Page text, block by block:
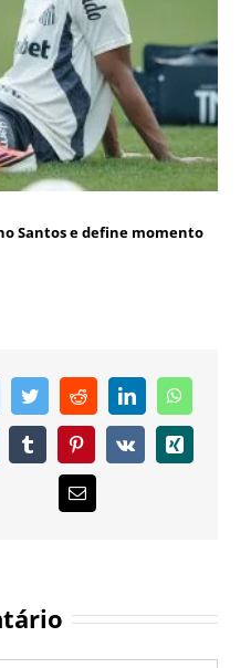
Santos e define momento
TwitterRedditLinkedIn
Tumblr PinterestVk Xing
E-
mail